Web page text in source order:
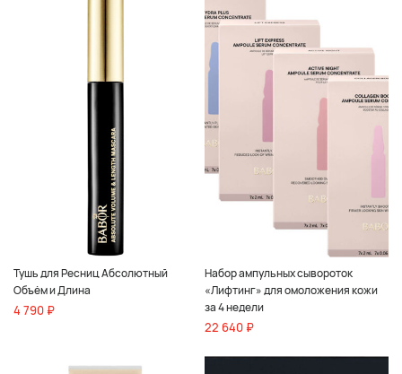
Тушь для Ресниц Абсолютный
Объём и Длина
4 790 ₽
Набор ампульных сывороток
«Лифтинг» для омоложения кожи
за 4 недели
22 640 ₽